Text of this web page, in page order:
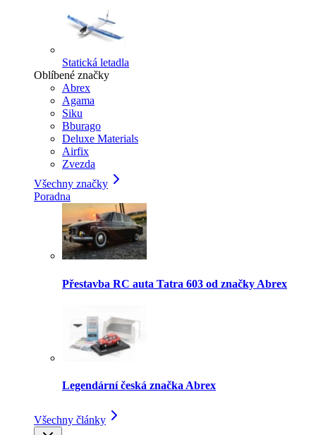
Statická letadla
Oblíbené značky
Abrex
Agama
Siku
Bburago
Deluxe Materials
Airfix
Zvezda
Všechny značky
Poradna
Přestavba RC auta Tatra 603 od značky Abrex
Legendární česká značka Abrex
Všechny články